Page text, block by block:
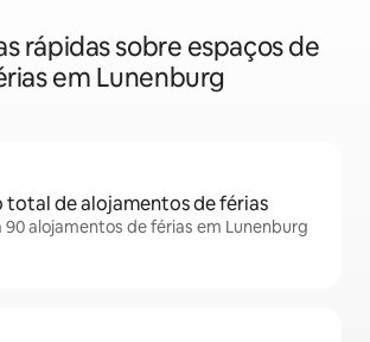
rápidas sobre espaços de
em Lunenburg
total de alojamentos de férias
90 alojamentos de férias em Lunenburg